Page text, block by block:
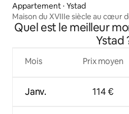
Appartement ⋅ Ystad
Maison du XVIIIe siècle au cœur
Quel est le meilleur
Ystad
Mois
Janv.
Prix moyen
114 €